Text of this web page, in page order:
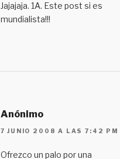
Jajajaja. 1A. Este post si es
mundialista!!!
Anónimo
7 JUNIO 2008 A LAS 7:42 PM
Ofrezco un palo por una